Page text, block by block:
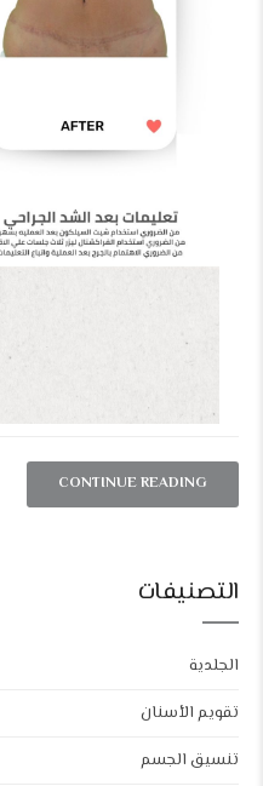
CONTINUE READING
التصنيفات
الجلدية
تقويم الأسنان
تنسيق الجسم